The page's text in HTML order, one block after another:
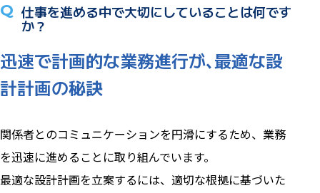
Q 仕事を進める中で大切にしていることは何です
か？
迅速で計画的な業務進行が､最適な設
計計画の秘訣
関係者とのコミュニケーションを円滑にするため、業務
を迅速に進めることに取り組んでいます。
最適な設計計画を立案するには、適切な根拠に基づいた